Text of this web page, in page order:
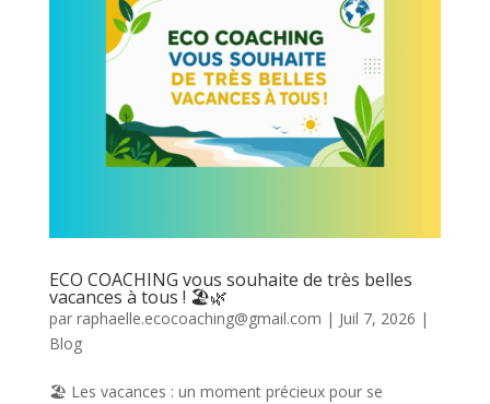
ECO COACHING vous souhaite de très belles
vacances à tous ! 🏖️🌿
par raphaelle.ecocoaching@gmail.com | Juil 7, 2026 |
Blog
🏖️ Les vacances : un moment précieux pour se